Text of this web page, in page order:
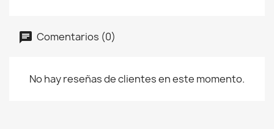
Comentarios (0)
No hay reseñas de clientes en este momento.